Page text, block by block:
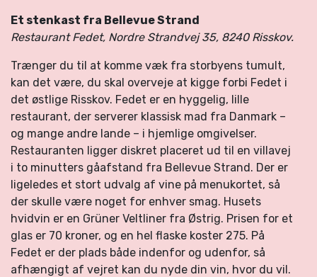
Et stenkast fra Bellevue Strand
Restaurant Fedet, Nordre Strandvej 35, 8240 Risskov.
Trænger du til at komme væk fra storbyens tumult,
kan det være, du skal overveje at kigge forbi Fedet i
det østlige Risskov. Fedet er en hyggelig, lille
restaurant, der serverer klassisk mad fra Danmark –
og mange andre lande – i hjemlige omgivelser.
Restauranten ligger diskret placeret ud til en villavej
i to minutters gåafstand fra Bellevue Strand. Der er
ligeledes et stort udvalg af vine på menukortet, så
der skulle være noget for enhver smag. Husets
hvidvin er en Grüner Veltliner fra Østrig. Prisen for et
glas er 70 kroner, og en hel flaske koster 275. På
Fedet er der plads både indenfor og udenfor, så
afhængigt af vejret kan du nyde din vin, hvor du vil.